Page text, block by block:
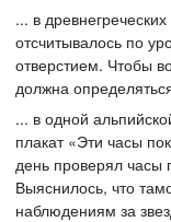
... в
отсчитывалось по
отверстием. Чтобы
должна
... в одной
плакат «Эти часы
день проверял часы
Выяснилось, что
наблюдениям за